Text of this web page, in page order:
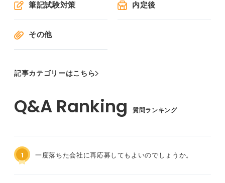
筆記試験対策 内定後
その他
記事カテゴリーはこちら
質問ランキング
1 一度落ちた会社に再応募してもよいのでしょうか。